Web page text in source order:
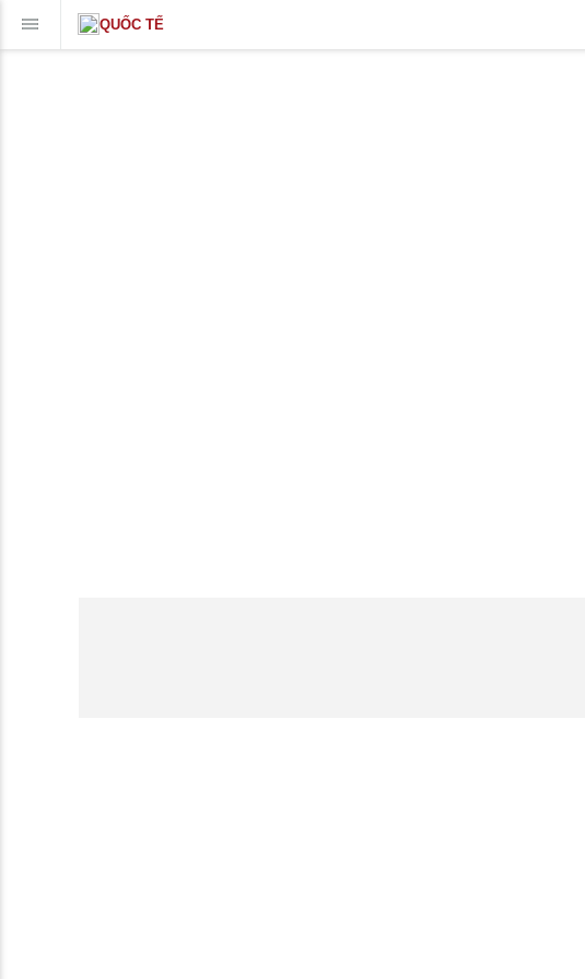
QUỐC TẾ